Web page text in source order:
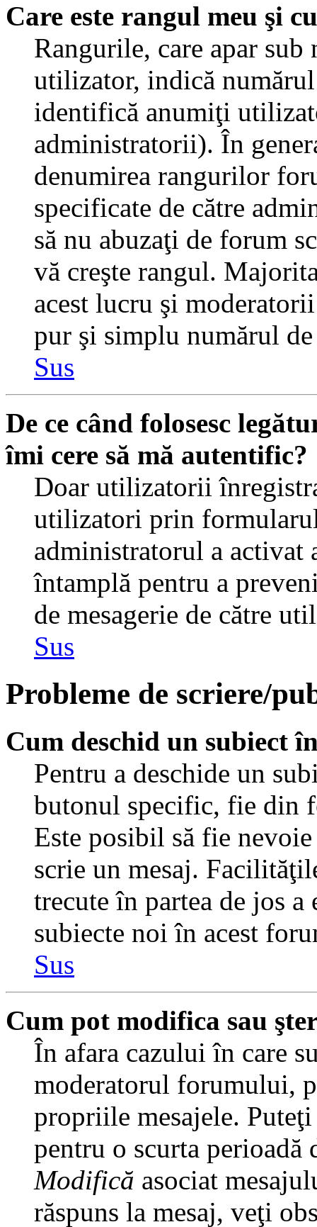
Care este rangul meu şi
Rangurile, care apar sub
utilizator, indică numărul
identifică anumiţi
administratorii). În
denumirea rangurilor
specificate de către
să nu abuzaţi de forum
vă creşte rangul.
acest lucru şi
pur şi simplu numărul de
Sus
De ce când folosesc
îmi cere să mă autentific?
Doar utilizatorii
utilizatori prin
administratorul a activat
întamplă pentru a
de mesagerie de către
Sus
Probleme de scriere/
Cum deschid un subiect
Pentru a deschide un
butonul specific, fie din
Este posibil să fie
scrie un mesaj.
trecute în partea de jos
subiecte noi în acest
Sus
Cum pot modifica sau
În afara cazului în care
moderatorul forumului,
propriile mesajele.
pentru o scurta perioadă
Modifică asociat
răspuns la mesaj, veţi